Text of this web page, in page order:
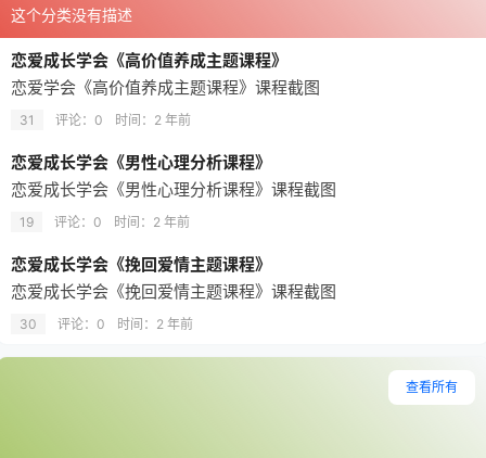
这个分类没有描述
恋爱成长学会《高价值养成主题课程》
恋爱学会《高价值养成主题课程》课程截图
31 评论：0 时间： 2 年前
恋爱成长学会《男性心理分析课程》
恋爱成长学会《男性心理分析课程》课程截图
19 评论：0 时间： 2 年前
恋爱成长学会《挽回爱情主题课程》
恋爱成长学会《挽回爱情主题课程》课程截图
30 评论：0 时间： 2 年前
查看所有